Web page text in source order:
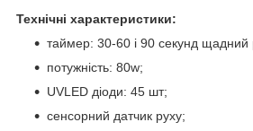
Технічні характеристики:
таймер: 30-60 і 90 секунд
потужність: 80w;
UVLED діоди: 45 шт;
сенсорний датчик руху;